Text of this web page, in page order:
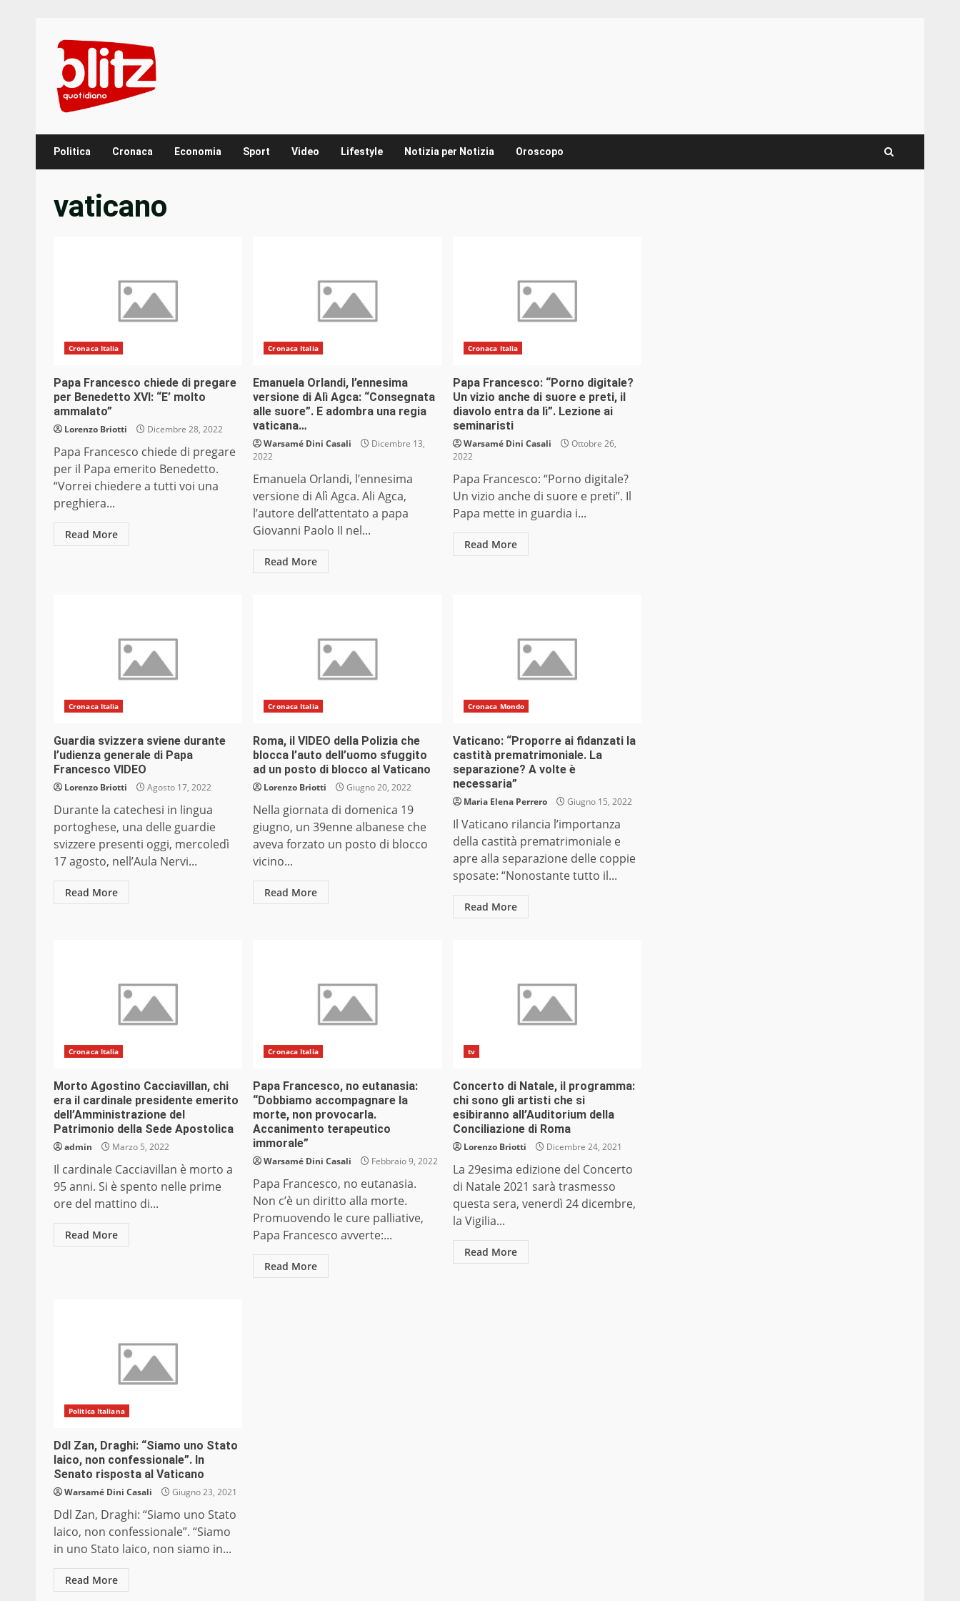
content
Politica Cronaca Economia Sport Video Lifestyle Notizia per Notizia Oroscopo
vaticano
Cronaca Italia
Papa Francesco chiede di pregare
per Benedetto XVI: “E’ molto
ammalato”
Lorenzo Briotti Dicembre 28, 2022
Papa Francesco chiede di pregare
per il Papa emerito Benedetto.
“Vorrei chiedere a tutti voi una
preghiera...
Read More
Cronaca Italia
Emanuela Orlandi, l’ennesima
versione di Alì Agca: “Consegnata
alle suore”. E adombra una regia
vaticana…
Warsamé Dini Casali
Dicembre 13,
2022
Emanuela Orlandi, l’ennesima
versione di Alì Agca. Ali Agca,
l’autore dell’attentato a papa
Giovanni Paolo II nel...
Read More
Cronaca Italia
Papa Francesco: “Porno digitale?
Un vizio anche di suore e preti, il
diavolo entra da lì”. Lezione ai
seminaristi
Warsamé Dini Casali
Ottobre 26,
2022
Papa Francesco: “Porno digitale?
Un vizio anche di suore e preti”. Il
Papa mette in guardia i...
Read More
Cronaca Italia
Guardia svizzera sviene durante
l’udienza generale di Papa
Francesco VIDEO
Lorenzo Briotti Agosto 17, 2022
Durante la catechesi in lingua
portoghese, una delle guardie
svizzere presenti oggi, mercoledì
17 agosto, nell’Aula Nervi...
Read More
Cronaca Italia
Roma, il VIDEO della Polizia che
blocca l’auto dell’uomo sfuggito
ad un posto di blocco al Vaticano
Lorenzo Briotti Giugno 20, 2022
Nella giornata di domenica 19
giugno, un 39enne albanese che
aveva forzato un posto di blocco
vicino...
Read More
Cronaca Mondo
Vaticano: “Proporre ai fidanzati la
castità prematrimoniale. La
separazione? A volte è
necessaria”
Maria Elena Perrero Giugno 15, 2022
Il Vaticano rilancia l’importanza
della castità prematrimoniale e
apre alla separazione delle coppie
sposate: “Nonostante tutto il...
Read More
Cronaca Italia
Morto Agostino Cacciavillan, chi
era il cardinale presidente emerito
dell’Amministrazione del
Patrimonio della Sede Apostolica
admin Marzo 5, 2022
Il cardinale Cacciavillan è morto a
95 anni. Si è spento nelle prime
ore del mattino di...
Read More
Cronaca Italia
Papa Francesco, no eutanasia:
“Dobbiamo accompagnare la
morte, non provocarla.
Accanimento terapeutico
immorale”
Warsamé Dini Casali Febbraio 9, 2022
Papa Francesco, no eutanasia.
Non c’è un diritto alla morte.
Promuovendo le cure palliative,
Papa Francesco avverte:...
Read More
tv
Concerto di Natale, il programma:
chi sono gli artisti che si
esibiranno all’Auditorium della
Conciliazione di Roma
Lorenzo Briotti Dicembre 24, 2021
La 29esima edizione del Concerto
di Natale 2021 sarà trasmesso
questa sera, venerdì 24 dicembre,
la Vigilia...
Read More
Politica Italiana
Ddl Zan, Draghi: “Siamo uno Stato
laico, non confessionale”. In
Senato risposta al Vaticano
Warsamé Dini Casali Giugno 23, 2021
Ddl Zan, Draghi: “Siamo uno Stato
laico, non confessionale”. “Siamo
in uno Stato laico, non siamo in...
Read More